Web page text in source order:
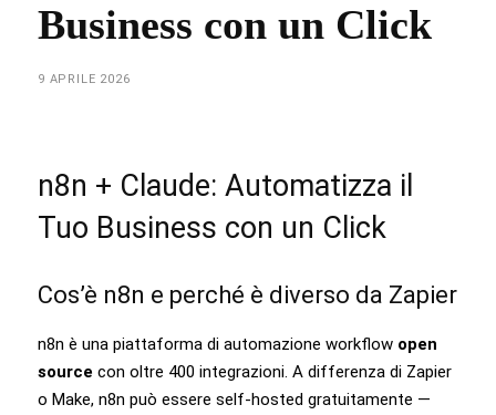
Business con un Click
9 APRILE 2026
n8n + Claude: Automatizza il
Tuo Business con un Click
Cos’è n8n e perché è diverso da Zapier
n8n è una piattaforma di automazione workflow open
source con oltre 400 integrazioni. A differenza di Zapier
o Make, n8n può essere self-hosted gratuitamente —